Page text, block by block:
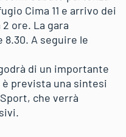
Cima 11 e arrivo dei
ore. La gara
A seguire le
di un importante
prevista una sintesi
che verrà